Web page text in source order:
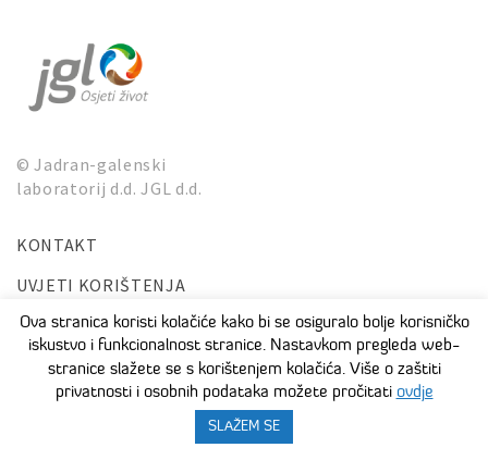
© Jadran-galenski
laboratorij d.d. JGL d.d.
KONTAKT
UVJETI KORIŠTENJA
ZAŠTITA PRIVATNOSTI I OSOBNIH PODATAKA
Ova stranica koristi kolačiće kako bi se osiguralo bolje korisničko
iskustvo i funkcionalnost stranice. Nastavkom pregleda web-
stranice slažete se s korištenjem kolačića. Više o zaštiti
privatnosti i osobnih podataka možete pročitati ovdje
SLAŽEM SE